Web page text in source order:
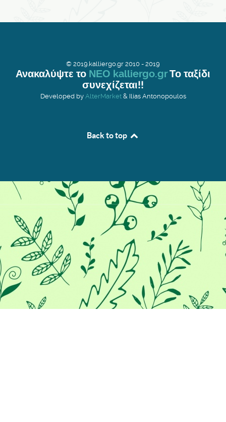
© 2019.kalliergo.gr 2010 - 2019
Ανακαλύψτε το ΝΕΟ kalliergo.grΤο ταξίδι
συνεχίζεται!!
Developed by AlterMarket& Ilias Antonopoulos
Back to top